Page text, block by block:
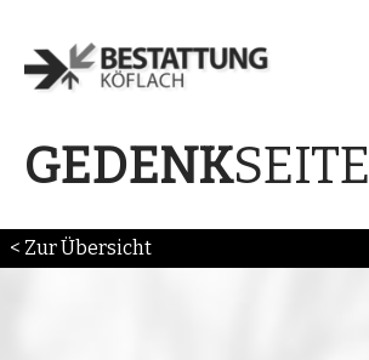
GEDENKSEITE
< Zur Übersicht